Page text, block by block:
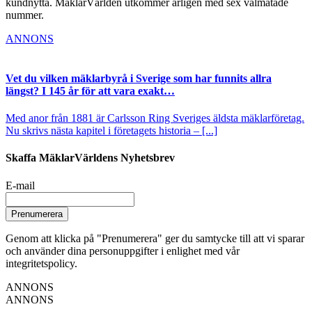
nummer.
ANNONS
Vet du vilken mäklarbyrå i Sverige som har funnits allra
längst? I 145 år för att vara exakt…
Med anor från 1881 är Carlsson Ring Sveriges äldsta mäklarföretag.
Nu skrivs nästa kapitel i företagets historia – [...]
Skaffa MäklarVärldens Nyhetsbrev
E-mail
Prenumerera
Genom att klicka på "Prenumerera" ger du samtycke till att vi sparar
och använder dina personuppgifter i enlighet med vår
integritetspolicy.
ANNONS
ANNONS